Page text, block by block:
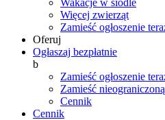
Wakacje w siodle
Więcej zwierząt
Zamieść ogłoszenie
Oferuj
Ogłaszaj bezpłatnie
b
Zamieść ogłoszenie
Zamieść
Cennik
Cennik